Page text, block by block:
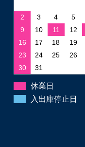
2
3 4 5
9
10 11 12
16
17 18 19
23
24 25 26
30
31
休業日
入出庫停止日